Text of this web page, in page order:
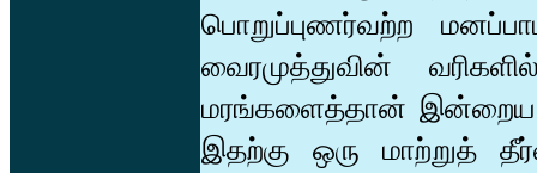
பொறுப்புணர்வற்ற
வைரமுத்துவின்
மரங்களைத்தான் இன்றைய
இதற்கு ஒரு மாற்றுத்